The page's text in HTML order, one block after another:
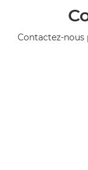
Contactez-nous